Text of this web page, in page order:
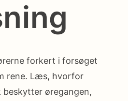
forkert i forsøget
rene. Læs, hvorfor
beskytter øregangen,